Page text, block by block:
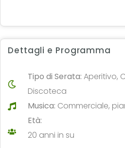
Dettagli e Programma
Tipo di Serata:Aperitivo,
Discoteca
Musica: Commerciale,
Età:
20 anni in su